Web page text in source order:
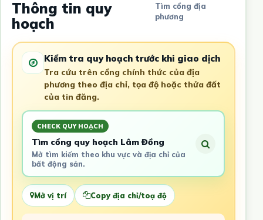
Thông tin quy
hoạch
Tìm cổng địa
phương
Kiểm tra quy hoạch trước khi giao dịch
Tra cứu trên cổng chính thức của địa
phương theo địa chỉ, tọa độ hoặc thửa đất
của tin đăng.
CHECK QUY HOẠCH
Tìm cổng quy hoạch Lâm Đồng
Mở tìm kiếm theo khu vực và địa chỉ của
bất động sản.
Mở vị trí Copy địa chỉ/toạ độ